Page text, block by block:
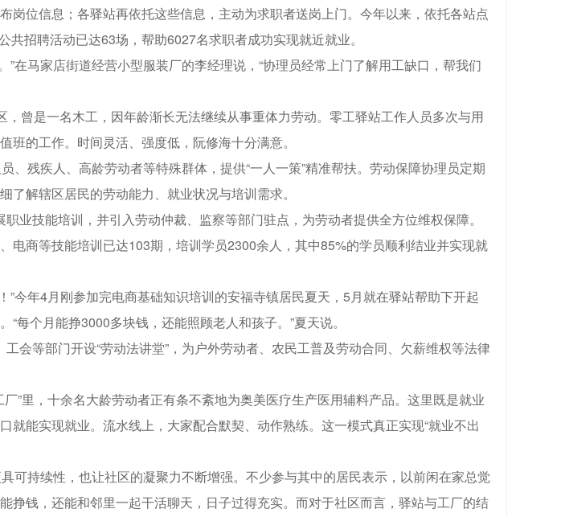
岗位信息；各驿站再依托这些信息，主动为求职者送岗上门。今年以来，依托各站点
共招聘活动已达63场，帮助6027名求职者成功实现就近就业。
”在马家店街道经营小型服装厂的李经理说，“协理员经常上门了解用工缺口，帮我们
曾是一名木工，因年龄渐长无法继续从事重体力劳动。零工驿站工作人员多次与用
班的工作。时间灵活、强度低，阮修海十分满意。
、残疾人、高龄劳动者等特殊群体，提供“一人一策”精准帮扶。劳动保障协理员定期
了解辖区居民的劳动能力、就业状况与培训需求。
业技能培训，并引入劳动仲裁、监察等部门驻点，为劳动者提供全方位维权保障。
电商等技能培训已达103期，培训学员2300余人，其中85%的学员顺利结业并实现就
”今年4月刚参加完电商基础知识培训的安福寺镇居民夏天，5月就在驿站帮助下开起
每个月能挣3000多块钱，还能照顾老人和孩子。”夏天说。
会等部门开设“劳动法讲堂”，为户外劳动者、农民工普及劳动合同、欠薪维权等法律
”里，十余名大龄劳动者正有条不紊地为奥美医疗生产医用辅料产品。这里既是就业
就能实现就业。流水线上，大家配合默契、动作熟练。这一模式真正实现“就业不出
可持续性，也让社区的凝聚力不断增强。不少参与其中的居民表示，以前闲在家总觉
挣钱，还能和邻里一起干活聊天，日子过得充实。而对于社区而言，驿站与工厂的结